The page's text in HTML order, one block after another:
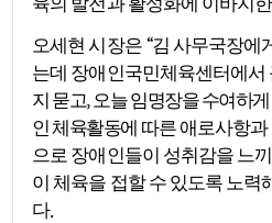
오세현 시장은 “김 사무국장에
는데 장애인국민체육센터에서
지 묻고,오늘 임명장을 수여하
인 체육활동에 따른 애로사항
으로 장애인들이 성취감을 느
이 체육을 접할 수 있도록 노력
다.